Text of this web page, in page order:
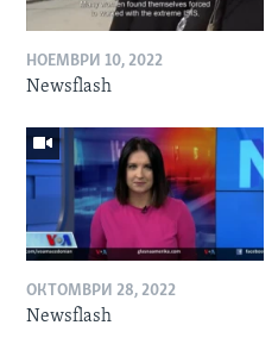
НОЕМВРИ 10, 2022
Newsflash
ОКТОМВРИ 28, 2022
Newsflash